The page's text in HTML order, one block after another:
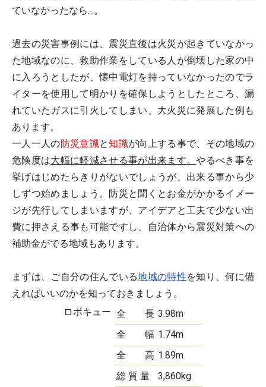
ていなかったなら…。
過去の災害事例には、震災直後は火災が起きていなかっ
た地域なのに、救助作業をしている人が倒壊した家の中
に入ろうとしたが、懐中電灯を持っていなかったのでラ
イターを使用して明かりを確保しようとしたところ、漏
れていたガスに引火してしまい、大火災に発展した例も
あります。
一人一人の防災意識と知識が向上する事で、その地域の
危険度は大幅に軽減させる事が出来ます。やるべき事を
挙げはじめたらきりがないでしょうが、出来る事から少
しずつ始めましょう。防災と聞くとお金がかかるイメー
ジが先行してしまいますが、アイデアと工夫で少ない出
費に押さえる事も可能ですし、自治体から震災対策への
補助金がでる地域もあります。
まずは、ご自分の住んでいる地域の特性を知り、何に備
えればいいのかを知っておきましょう。
ロボキュー 全 長 3.98m
全 幅 1.74m
全 高 1.89m
総 質 量
3,860kg